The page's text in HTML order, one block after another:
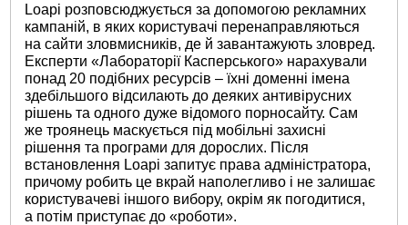
Loapi розповсюджується за допомогою рекламних
кампаній, в яких користувачі перенаправляються
на сайти зловмисників, де й завантажують зловред.
Експерти «Лабораторії Касперського» нарахували
понад 20 подібних ресурсів – їхні доменні імена
здебільшого відсилають до деяких антивірусних
рішень та одного дуже відомого порносайту. Сам
же троянець маскується під мобільні захисні
рішення та програми для дорослих. Після
встановлення Loapi запитує права адміністратора,
причому робить це вкрай наполегливо і не залишає
користувачеві іншого вибору, окрім як погодитися,
а потім приступає до «роботи».